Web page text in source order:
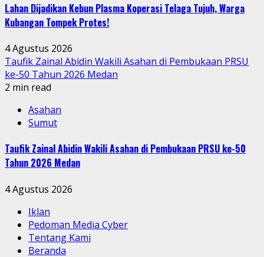
Lahan Dijadikan Kebun Plasma Koperasi Telaga Tujuh, Warga
Kubangan Tompek Protes!
4 Agustus 2026
Taufik Zainal Abidin Wakili Asahan di Pembukaan PRSU
ke-50 Tahun 2026 Medan
2 min read
Asahan
Sumut
Taufik Zainal Abidin Wakili Asahan di Pembukaan PRSU ke-50
Tahun 2026 Medan
4 Agustus 2026
Iklan
Pedoman Media Cyber
Tentang Kami
Beranda